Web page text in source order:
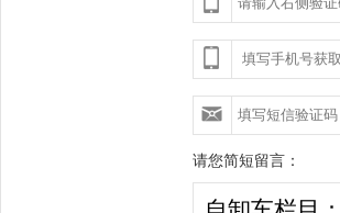
请您简短留言：